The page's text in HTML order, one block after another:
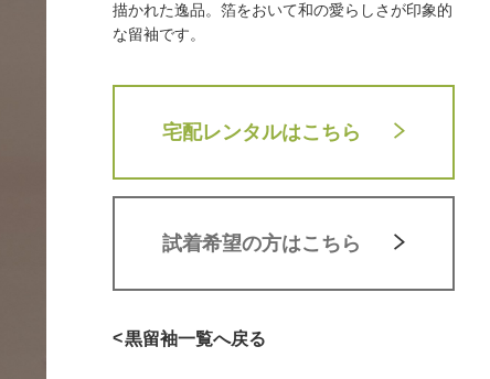
描かれた逸品。箔をおいて和の愛らしさが印象的
な留袖です。
宅配レンタルはこちら
試着希望の方はこちら
<黒留袖一覧へ戻る